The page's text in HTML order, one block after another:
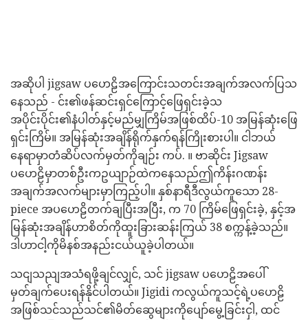
အဆိုပါ jigsaw ပဟေဠိအကြောင်းသတင်းအချက်အလက်ပြသ
နေသည် - င်း၏ဖန်ဆင်းရှင်ကြောင့်ဖြေရှင်းခဲ့သ
အပိုင်းပိုင်း၏နံပါတ်နှင့်မည်မျှကြိမ်အဖြစ်ထိပ်-10 အမြန်ဆုံးဖြေ
ရှင်းကြိမ်။ အမြန်ဆုံးအချိန်ရိုက်နှက်ရန်ကြိုးစားပါ။ ငါဘယ်
နေရာမှာတံဆိပ်လက်မှတ်ကိုချဉ်း ကပ်. ။ ဗာဆိုင်း Jigsaw
ပဟေဠိမှာတစ်ဦးကဥယျာဉ်ထဲကနေသည်ဤကိန်းဂဏန်း
အချက်အလက်များမှာကြည့်ပါ။ နှစ်နာရီဒီလွယ်ကူသော 28-
piece အပဟေဠိတက်ချပြီးအပြီး, က 70 ကြိမ်ဖြေရှင်းခဲ့, နှင့်အ
မြန်ဆုံးအချိန်ဟာစိတ်ကိုထူးခြားဆန်းကြယ် 38 စက္ကန့်ခဲ့သည်။
ဒါဟာငါ့ကိုမိနစ်အနည်းငယ်ယူခဲ့ပါတယ်။
သငျသညျအသံရဖို့ချင်လျှင်, သင် jigsaw ပဟေဠိအပေါ်
မှတ်ချက်ပေးရန်နိုင်ပါတယ်။ Jigidi ကလွယ်ကူသင့်ရဲ့ပဟေဠိ
အဖြစ်သင်သည်သင်၏မိတ်ဆွေများကိုပျော်မွေ့ခြင်းငှါ, ထင်